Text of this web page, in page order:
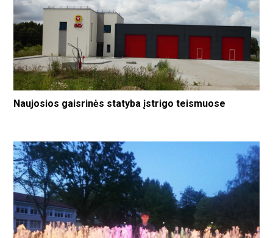
Naujosios gaisrinės statyba įstrigo teismuose